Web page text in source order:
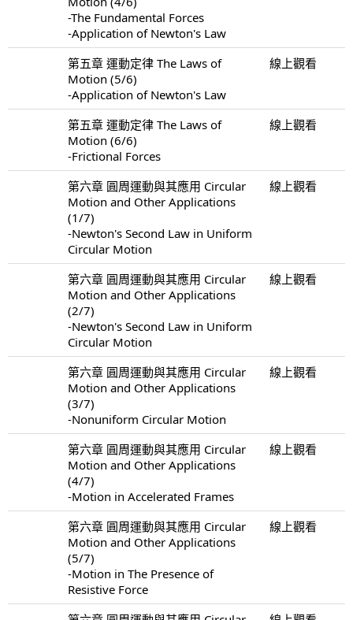
-The Fundamental Forces
-Application of Newton's Law
第五章 運動定律 The Laws of
Motion (5/6)
-Application of Newton's Law
線上觀看
第五章 運動定律 The Laws of
Motion (6/6)
-Frictional Forces
線上觀看
第六章 圓周運動與其應用 Circular
Motion and Other Applications
(1/7)
-Newton's Second Law in Uniform
Circular Motion
線上觀看
第六章 圓周運動與其應用 Circular
Motion and Other Applications
(2/7)
-Newton's Second Law in Uniform
Circular Motion
線上觀看
第六章 圓周運動與其應用 Circular
Motion and Other Applications
(3/7)
-Nonuniform Circular Motion
線上觀看
第六章 圓周運動與其應用 Circular
Motion and Other Applications
(4/7)
-Motion in Accelerated Frames
線上觀看
第六章 圓周運動與其應用 Circular
Motion and Other Applications
(5/7)
-Motion in The Presence of
Resistive Force
線上觀看